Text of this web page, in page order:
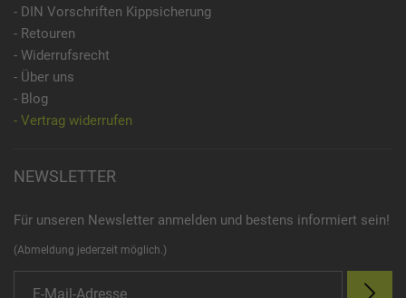
- DIN Vorschriften Kippsicherung
- Retouren
- Widerrufsrecht
- Über uns
- Blog
- Vertrag widerrufen
NEWSLETTER
Für unseren Newsletter anmelden und bestens informiert sein!
(Abmeldung jederzeit möglich.)